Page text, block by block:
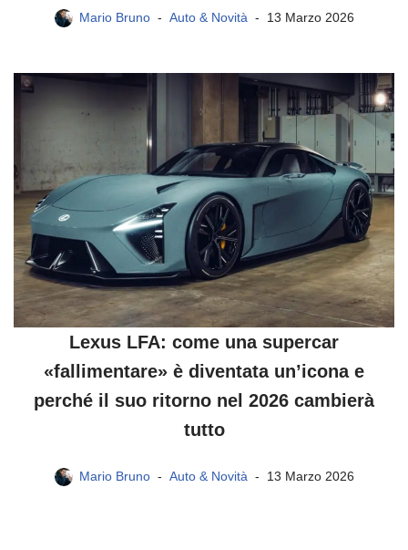
Mario Bruno Auto & Novità 13 Marzo 2026
Lexus LFA: come una supercar
«fallimentare» è diventata un’icona e
perché il suo ritorno nel 2026 cambierà
tutto
Mario Bruno Auto & Novità 13 Marzo 2026